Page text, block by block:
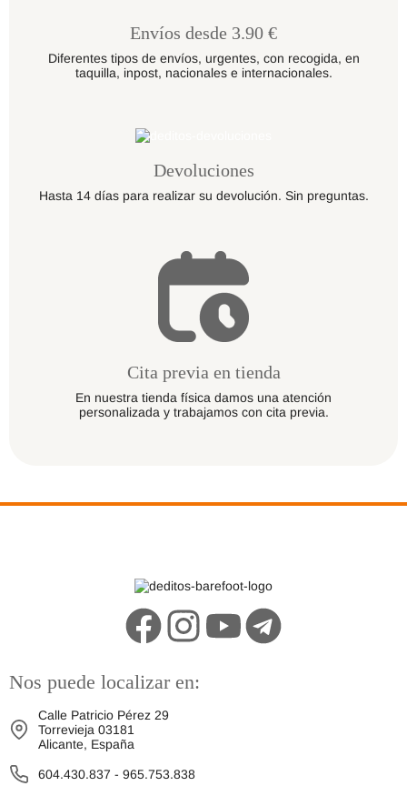
Envíos desde 3.90 €
Diferentes tipos de envíos, urgentes, con recogida, en
taquilla, inpost, nacionales e internacionales.
Devoluciones
Hasta 14 días para realizar su devolución. Sin preguntas.
Cita previa en tienda
En nuestra tienda física damos una atención
personalizada y trabajamos con cita previa.
Nos puede localizar en:
Calle Patricio Pérez 29
Torrevieja 03181
Alicante, España
604.430.837 - 965.753.838